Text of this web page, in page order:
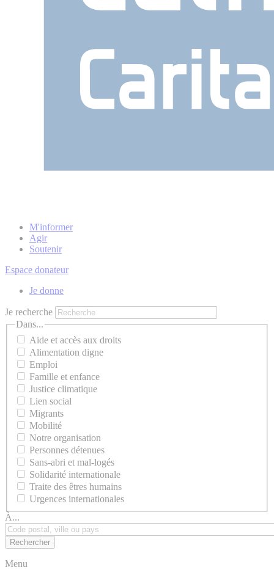
M'informer
Agir
Soutenir
Espace donateur
Je donne
Je recherche
Dans...
Aide et accès aux droits
Alimentation digne
Emploi
Famille et enfance
Justice climatique
Lien social
Migrants
Mobilité
Notre organisation
Personnes détenues
Sans-abri et mal-logés
Solidarité internationale
Traite des êtres humains
Urgences internationales
À...
Menu